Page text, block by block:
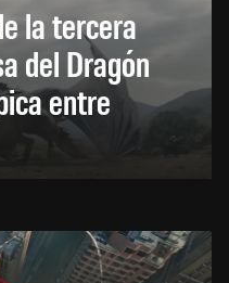
la tercera
del Dragón
entre